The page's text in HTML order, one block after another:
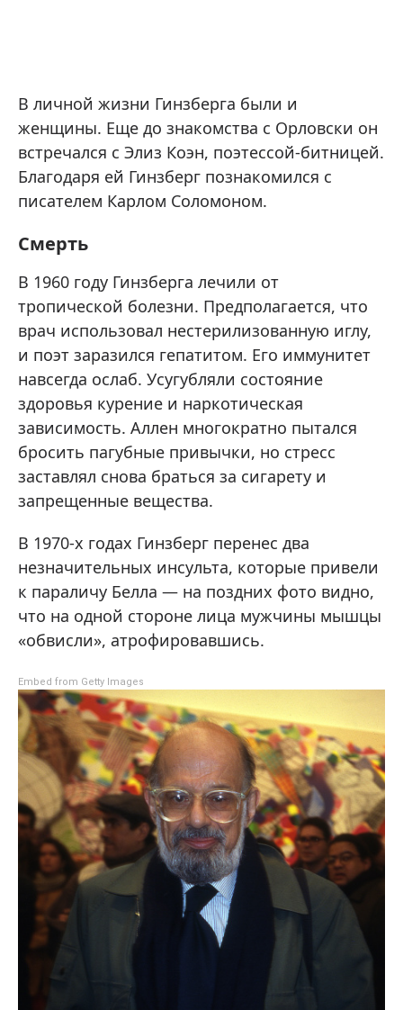
В личной жизни Гинзберга были и
женщины. Еще до знакомства с Орловски он
встречался с Элиз Коэн, поэтессой-битницей.
Благодаря ей Гинзберг познакомился с
писателем Карлом Соломоном.
Смерть
В 1960 году Гинзберга лечили от
тропической болезни. Предполагается, что
врач использовал нестерилизованную иглу,
и поэт заразился гепатитом. Его иммунитет
навсегда ослаб. Усугубляли состояние
здоровья курение и наркотическая
зависимость. Аллен многократно пытался
бросить пагубные привычки, но стресс
заставлял снова браться за сигарету и
запрещенные вещества.
В 1970-х годах Гинзберг перенес два
незначительных инсульта, которые привели
к параличу Белла — на поздних фото видно,
что на одной стороне лица мужчины мышцы
«обвисли», атрофировавшись.
Embed from Getty Images